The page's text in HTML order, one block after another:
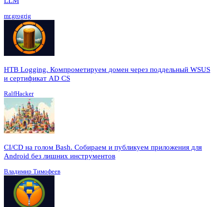
mr.grogrig
HTB Logging. Компрометируем домен через поддельный WSUS
и сертификат AD CS
RalfHacker
CI/CD на голом Bash. Собираем и публикуем приложения для
Android без лишних инструментов
Владимир Тимофеев